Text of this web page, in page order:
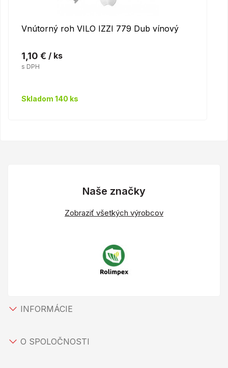
Vnútorný roh VILO IZZI 779 Dub vínový
1,10 € / ks
s DPH
Skladom 140 ks
Naše značky
Zobraziť všetkých výrobcov
INFORMÁCIE
O SPOLOČNOSTI